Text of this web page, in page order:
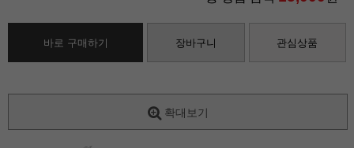
바로 구매하기 장바구니 관심상품
확대보기